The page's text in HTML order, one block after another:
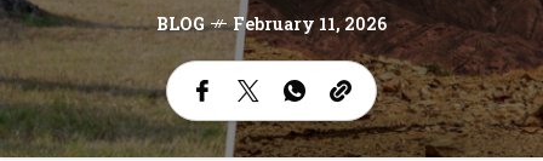
BLOG February 11, 2026